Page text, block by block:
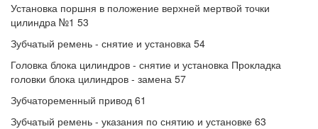
Установка поршня в положение верхней мертвой точки
цилиндра №1 53
Зубчатый ремень - снятие и установка 54
Головка блока цилиндров - снятие и установка Прокладка
головки блока цилиндров - замена 57
Зубчатоременный привод 61
Зубчатый ремень - указания по снятию и установке 63